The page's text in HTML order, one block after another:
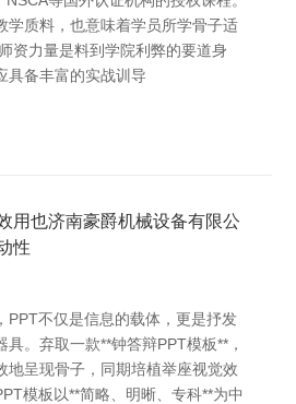
学质料，也意味着学员所学骨子适
资力量是料到学院利弊的要道身
具备丰富的实战训导
用也济南豪爵机械设备有限公
性
PPT不仅是信息的载体，更是抒发
。弃取一款**钟答辩PPT模板**，
地呈现骨子，同期培植举座视觉效
模板以**简略、明晰、专科**为中